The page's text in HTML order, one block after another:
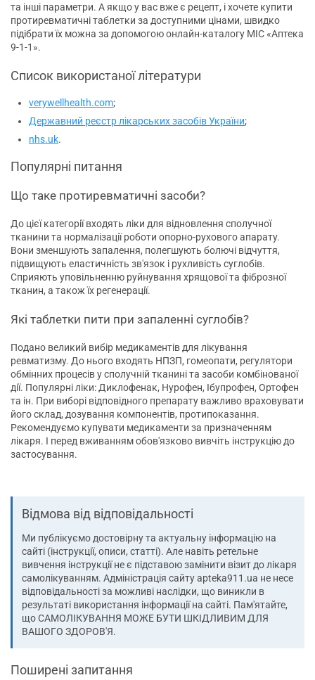
та інші параметри. А якщо у вас вже є рецепт, і хочете купити
протиревматичні таблетки за доступними цінами, швидко
підібрати їх можна за допомогою онлайн-каталогу МІС «Аптека
9-1-1».
Список використаної літератури
verywellhealth.com;
Державний реєстр лікарських засобів України;
nhs.uk.
Популярні питання
Що таке протиревматичні засоби?
До цієї категорії входять ліки для відновлення сполучної
тканини та нормалізації роботи опорно-рухового апарату.
Вони зменшують запалення, полегшують болючі відчуття,
підвищують еластичність зв'язок і рухливість суглобів.
Сприяють уповільненню руйнування хрящової та фіброзної
тканин, а також їх регенерації.
Які таблетки пити при запаленні суглобів?
Подано великий вибір медикаментів для лікування
ревматизму. До нього входять НПЗП, гомеопати, регулятори
обмінних процесів у сполучній тканині та засоби комбінованої
дії. Популярні ліки: Диклофенак, Нурофен, Ібупрофен, Ортофен
та ін. При виборі відповідного препарату важливо враховувати
його склад, дозування компонентів, протипоказання.
Рекомендуємо купувати медикаменти за призначенням
лікаря. І перед вживанням обов'язково вивчіть інструкцію до
застосування.
Відмова від відповідальності
Ми публікуємо достовірну та актуальну інформацію на
сайті (інструкції, описи, статті). Але навіть ретельне
вивчення інструкції не є підставою замінити візит до лікаря
самолікуванням. Адміністрація сайту apteka911.ua не несе
відповідальності за можливі наслідки, що виникли в
результаті використання інформації на сайті. Пам'ятайте,
що САМОЛІКУВАННЯ МОЖЕ БУТИ ШКІДЛИВИМ ДЛЯ
ВАШОГО ЗДОРОВ'Я.
Поширені запитання